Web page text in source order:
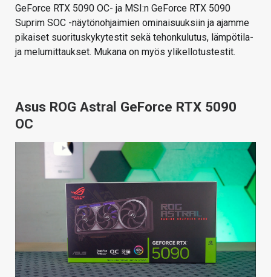
GeForce RTX 5090 OC- ja MSI:n GeForce RTX 5090
Suprim SOC -näytönohjaimien ominaisuuksiin ja ajamme
pikaiset suorituskykytestit sekä tehonkulutus, lämpötila-
ja melumittaukset. Mukana on myös ylikellotustestit.
Asus ROG Astral GeForce RTX 5090
OC